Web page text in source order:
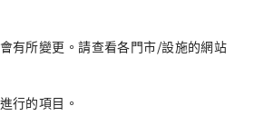
有所變更。請查看各門市/設施的網站
行的項目。